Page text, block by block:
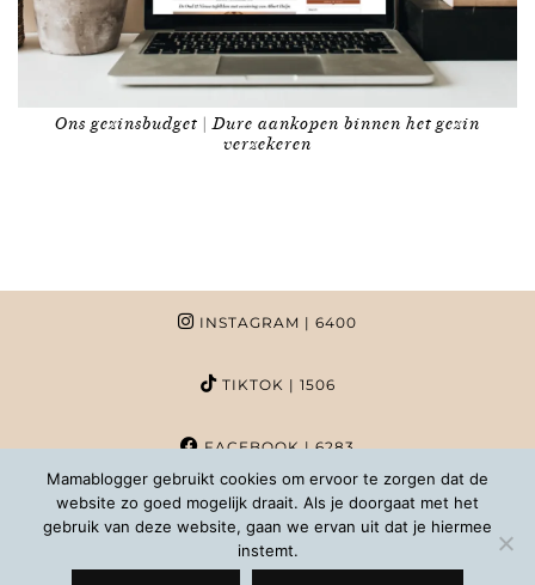
Ons gezinsbudget | Dure aankopen binnen het gezin
verzekeren
INSTAGRAM | 6400
TIKTOK | 1506
FACEBOOK| 6283
PINTEREST | 1020
Mamablogger gebruikt cookies om ervoor te zorgen dat de
website zo goed mogelijk draait. Als je doorgaat met het
gebruik van deze website, gaan we ervan uit dat je hiermee
instemt.